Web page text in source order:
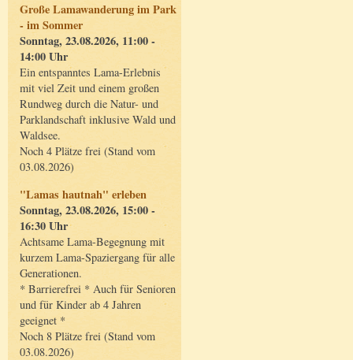
Große Lamawanderung im Park
- im Sommer
Sonntag, 23.08.2026, 11:00 -
14:00 Uhr
Ein entspanntes Lama-Erlebnis
mit viel Zeit und einem großen
Rundweg durch die Natur- und
Parklandschaft inklusive Wald und
Waldsee.
Noch 4 Plätze frei (Stand vom
03.08.2026)
"Lamas hautnah" erleben
Sonntag, 23.08.2026, 15:00 -
16:30 Uhr
Achtsame Lama-Begegnung mit
kurzem Lama-Spaziergang für alle
Generationen.
* Barrierefrei * Auch für Senioren
und für Kinder ab 4 Jahren
geeignet *
Noch 8 Plätze frei (Stand vom
03.08.2026)